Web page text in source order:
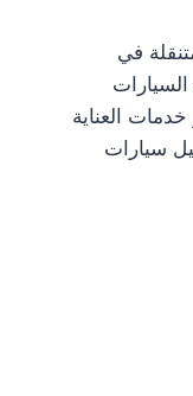
في
العناية
سيارات